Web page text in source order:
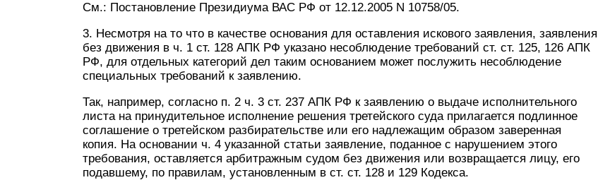
См.: Постановление Президиума ВАС РФ от 12.12.2005 N 10758/05.
3. Несмотря на то что в качестве основания для оставления искового заявления, заявления
без движения в ч. 1 ст. 128 АПК РФ указано несоблюдение требований ст. ст. 125, 126 АПК
РФ, для отдельных категорий дел таким основанием может послужить несоблюдение
специальных требований к заявлению.
Так, например, согласно п. 2 ч. 3 ст. 237 АПК РФ к заявлению о выдаче исполнительного
листа на принудительное исполнение решения третейского суда прилагается подлинное
соглашение о третейском разбирательстве или его надлежащим образом заверенная
копия. На основании ч. 4 указанной статьи заявление, поданное с нарушением этого
требования, оставляется арбитражным судом без движения или возвращается лицу, его
подавшему, по правилам, установленным в ст. ст. 128 и 129 Кодекса.